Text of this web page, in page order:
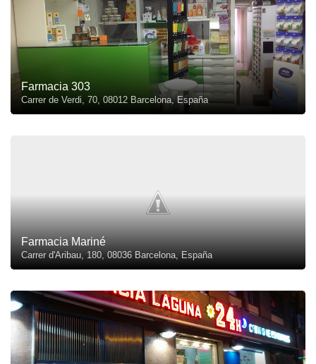
Farmacia 303
Carrer de Verdi, 70, 08012 Barcelona, España
Farmacia Mariné
Carrer d'Aribau, 180, 08036 Barcelona, España